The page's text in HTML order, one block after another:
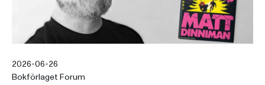
2026-06-26
Bokförlaget Forum